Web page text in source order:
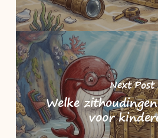
Next Post
Welke
voor